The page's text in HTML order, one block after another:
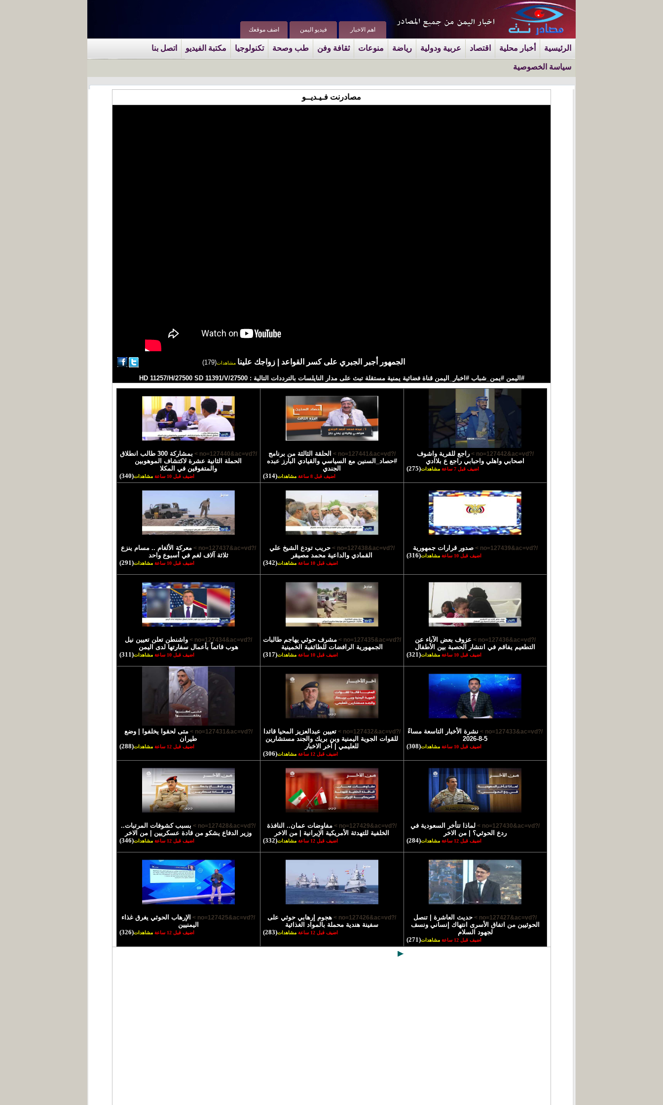
اضف موقعك فيديو اليمن اهم الاخبار
الرئيسية أخبار محلية اقتصاد عربية ودولية رياضة منوعات ثقافة وفن طب وصحة تكنولوجيا مكتبة الفيديو اتصل بنا
سياسة الخصوصية
مصادرنت فـيـديــو
الجمهور أجبر الجبري على كسر القواعد | زواجك علينا مشاهدات(179)
#اليمن #يمن_شباب #اخبار_اليمن قناة فضائية يمنية مستقلة تبث على مدار النايلسات بالترددات التالية : HD 11257/H/27500 SD 11391/V/27500
/?no=127442&ac=vd >
راجع للقرية واشوف
اصحابي واهلي واحبابي راجع ع بلاادي
اضيف قبل 7 ساعة مشاهدات(275)
/?no=127441&ac=vd >
الحلقة الثالثة من برنامج
#حصاد_السنين مع السياسي والقيادي البارز عبده
الجندي
اضيف قبل 8 ساعة مشاهدات(314)
/?no=127440&ac=vd >
بمشاركة 300 طالب انطلاق
الحملة الثانية عشرة لاكتشاف الموهوبين
والمتفوقين في المكلا
اضيف قبل 10 ساعة مشاهدات(340)
/?no=127439&ac=vd > صدور قرارات جمهورية
اضيف قبل 10 ساعة مشاهدات(316)
/?no=127438&ac=vd >
حريب تودع الشيخ علي
القمادي والداعية محمد مصيقر
اضيف قبل 10 ساعة مشاهدات(342)
/?no=127437&ac=vd >
معركة الألغام .. مسام ينزع
ثلاثة آلاف لغم في أسبوع واحد
اضيف قبل 10 ساعة مشاهدات(291)
/?no=127436&ac=vd >
عزوف بعض الآباء عن
التطعيم يفاقم في انتشار الحصبة بين الأطفال
اضيف قبل 10 ساعة مشاهدات(321)
/?no=127435&ac=vd >
مشرف حوثي يهاجم طالبات
الجمهورية الرافضات للطائفية الخمينية
اضيف قبل 10 ساعة مشاهدات(317)
/?no=127434&ac=vd >
واشنطن تعلن تعيين نيل
هوب قائماً بأعمال سفارتها لدى اليمن
اضيف قبل 10 ساعة مشاهدات(311)
/?no=127433&ac=vd >
نشرة الأخبار التاسعة مساءً
5-8-2026
اضيف قبل 10 ساعة مشاهدات(308)
/?no=127432&ac=vd >
تعيين عبدالعزيز المحيا قائدا
للقوات الجوية اليمنية وبن بريك والجند مستشارين
للعليمي | آخر الاخبار
اضيف قبل 12 ساعة مشاهدات(306)
/?no=127431&ac=vd >
متى لحقوا يخلفوا | وضع
طيران
اضيف قبل 12 ساعة مشاهدات(288)
/?no=127430&ac=vd >
لماذا تتأخر السعودية في
ردع الحوثي؟ | من الاخر
اضيف قبل 12 ساعة مشاهدات(284)
/?no=127429&ac=vd >
مفاوضات عمان.. النافذة
الخلفية للتهدئة الأمريكية الإيرانية | من الاخر
اضيف قبل 12 ساعة مشاهدات(332)
/?no=127428&ac=vd >
بسبب كشوفات المرتبات..
وزير الدفاع يشكو من قادة عسكريين | من الاخر
اضيف قبل 12 ساعة مشاهدات(346)
/?no=127427&ac=vd >
حديث العاشرة | تنصل
الحوثيين من اتفاق الأسرى انتهاك إنساني ونسف
لجهود السلام
اضيف قبل 12 ساعة مشاهدات(271)
/?no=127426&ac=vd >
هجوم إرهابي حوثي على
سفينة هندية محملة بالمواد الغذائية
اضيف قبل 12 ساعة مشاهدات(283)
/?no=127425&ac=vd >
الإرهاب الحوثي يغرق غذاء
اليمنيين
اضيف قبل 12 ساعة مشاهدات(326)